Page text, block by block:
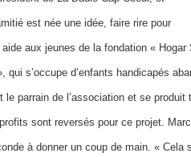
est née une idée, faire rire pour
aux jeunes de la fondation «
qui s’occupe d’enfants handicapés
le parrain de l’association et se
sont reversés pour ce projet.
à donner un coup de main. « Cela